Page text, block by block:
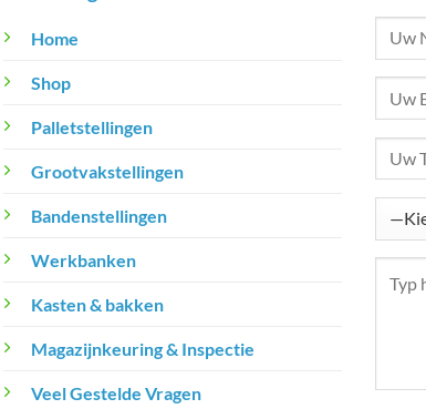
Home
Shop
Palletstellingen
Grootvakstellingen
Bandenstellingen
Werkbanken
Kasten & bakken
Magazijnkeuring & Inspectie
Veel Gestelde Vragen